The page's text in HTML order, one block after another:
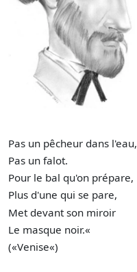
Pas un pêcheur dans l'eau,
Pas un falot.
Pour le bal qu'on prépare,
Plus d'une qui se pare,
Met devant son miroir
Le masque noir.«
(«Venise«)